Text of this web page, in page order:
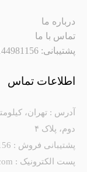
درباره ما
تماس با ما
پشتیبانی: 02144981156
اطلاعات تماس
دوم، پلاک ۴
پشتیبانی فروش : 02144981156
پست الکترونیک : info@poodiran.com